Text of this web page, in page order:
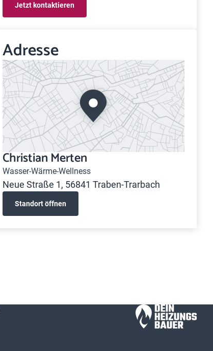
Jetzt kontaktieren
Adresse
Christian Merten
Wasser-Wärme-Wellness
Neue Straße 1, 56841 Traben-Trarbach
Standort öffnen